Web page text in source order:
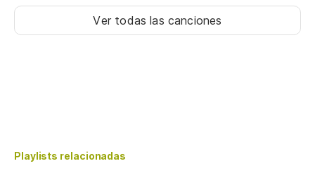
Ver todas las canciones
Playlists relacionadas